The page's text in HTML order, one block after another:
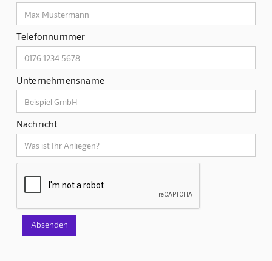
Telefonnummer
Unternehmensname
Nachricht